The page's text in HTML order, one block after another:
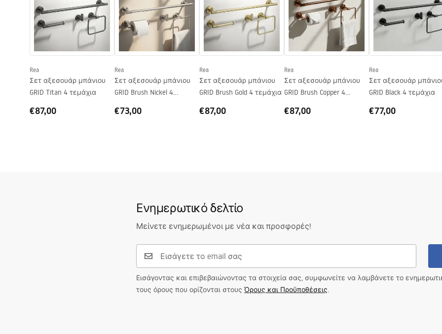
Rea
Σετ αξεσουάρ μπάνιου
GRID Titan 4 τεμάχια
€87,00
Rea
Σετ αξεσουάρ μπάνιου
GRID Brush Nickel 4
€73,00
Rea
Σετ αξεσουάρ μπάνιου
GRID Brush Gold 4 τεμάχια
€87,00
Rea
Σετ αξεσουάρ μπάνιου
GRID Brush Copper 4
€87,00
Rea
Σετ αξεσουάρ
GRID Black 4 τεμάχια
€77,00
Ενημερωτικό δελτίο
Μείνετε ενημερωμένοι με νέα και προσφορές!
Εισάγοντας και επιβεβαιώνοντας τα στοιχεία σας, συμφωνείτε να λαμβάνετε το
τους όρους που ορίζονται στους Όρους και Προϋποθέσεις.